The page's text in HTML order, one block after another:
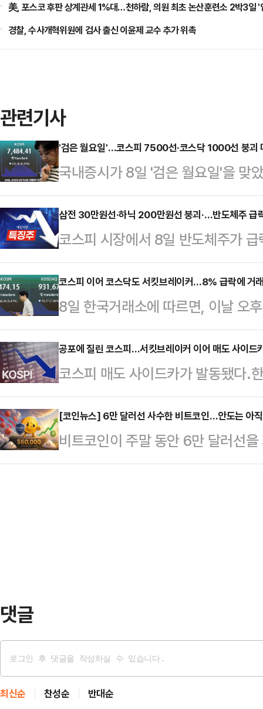
美, 포스코 후판 상계관세 1%대…천하람, 의원 최초 논산훈련소 2박3일 '
경찰, 수사개혁위원에 검사 출신 이윤제 교수 추가 위촉
관련기사
'검은 월요일'…코스피 7500선·코스닥 1000선 붕괴
국내증시가 8일 '검은 월요일'을 맞
대 9%대 하락 마감한 가운데, 개미
래소에 따르면, 이날 코스피 지수
내린 7484.41에 거래를 마쳤다.
내린 8048.09로 출발해 낙폭을
했다.장 초반 8% 넘게 폭락한 영
간 거래를 일시 중단시키는 서킷브
삼전 30만원선·하닉 200만원선 붕괴·…반도체주 급
코스피 시장에서 8일 반도체주가
면, 이날 오전 9시 26분 코스피 시
29만8500원을 가리키고 있다.같
내줬다.SK하이닉스는 전 거래일
내고 있다.그밖에 한미반도체(-
를 보이고 있다.지난 금요일 미국증
이 영향을 미친 것으로 풀이된다.
킷브…
코스피 이어 코스닥도 서킷브레이커…8% 급락에 거
8일 한국거래소에 따르면, 이날 오
계가 발동했다.서킷브레이커는 주
주식 거래를 20분 동안 강제로 정
8% 이상 하락한 상태를 1분 이상
한 것이다.당시 코스닥 지수는
하락했다.올해 2번째, 역대 12번째
발동된지 약 5시간 만의 일이다.코
150선물…
공포에 질린 코스피…서킷브레이커 이어 매도 사이드
코스피 매도 사이드카가 발동됐다.
200 선물가격 하락으로 프로그램
됐다고 공시했다.코스피 매도 사이
어 이날까지 2거래일 연속 발동됐
는 전 거래일 종가 대비 6.26% 내
[코인뉴스] 6만 달러선 사수한 비트코인…안도는 아직
비트코인이 주말 동안 6만 달러선
3000달러선을 회복했다.시장에서
댓글
최신순 찬성순 반대순